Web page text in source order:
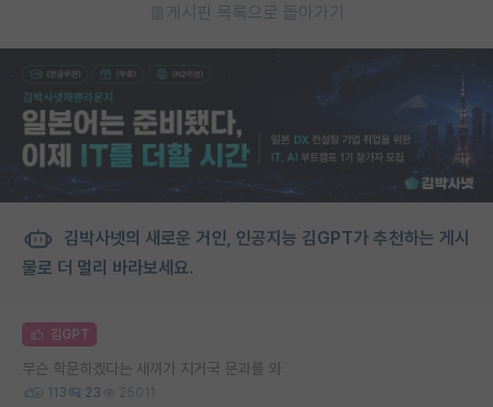
게시판 목록으로 돌아가기
김박사넷의 새로운 거인, 인공지능 김GPT가 추천하는 게시
물로 더 멀리 바라보세요.
김GPT
무슨 학문하겠다는 새끼가 지거국 문과를 와
113 23 25011